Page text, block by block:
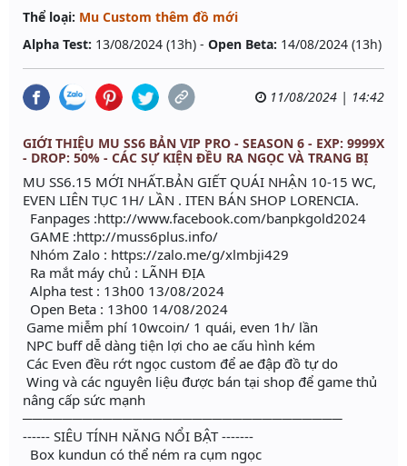
Thể loại: Mu Custom thêm đồ mới
Alpha Test: 13/08/2024 (13h) - Open Beta: 14/08/2024 (13h)
11/08/2024 | 14:42
GIỚI THIỆU MU SS6 BẢN VIP PRO - SEASON 6 - EXP: 9999X
- DROP: 50% - CÁC SỰ KIỆN ĐỀU RA NGỌC VÀ TRANG BỊ
MU SS6.15 MỚI NHẤT.BẢN GIẾT QUÁI NHẬN 10-15 WC,
EVEN LIÊN TỤC 1H/ LẦN . ITEN BÁN SHOP LORENCIA.
Fanpages :http://www.facebook.com/banpkgold2024
GAME :http://muss6plus.info/
Nhóm Zalo : https://zalo.me/g/xlmbji429
Ra mắt máy chủ : LÃNH ĐỊA
Alpha test : 13h00 13/08/2024
Open Beta : 13h00 14/08/2024
Game miễm phí 10wcoin/ 1 quái, even 1h/ lần
NPC buff dễ dàng tiện lợi cho ae cấu hình kém
Các Even đều rớt ngọc custom để ae đập đồ tự do
Wing và các nguyên liệu được bán tại shop để game thủ
nâng cấp sức mạnh
────────────────────────────────
------ SIÊU TÍNH NĂNG NỔI BẬT -------
Box kundun có thể ném ra cụm ngọc